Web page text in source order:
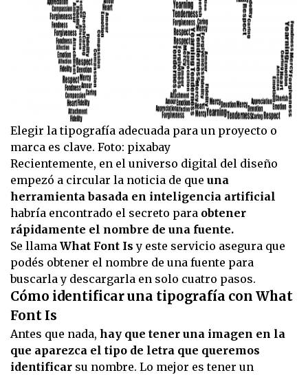
Elegir la tipografía adecuada para un proyecto o
marca es clave. Foto: pixabay
Recientemente, en el universo digital del diseño
empezó a circular la noticia de que una
herramienta basada en inteligencia artificial
habría encontrado el secreto para obtener
rápidamente el nombre de una fuente.
Se llama What Font Isy este servicio asegura que
podés obtener el nombre de una fuente para
buscarla y descargarla en solo cuatro pasos.
Cómo identificar una tipografía con What
Font Is
Antes que nada, hay que tener una imagen en la
que aparezca el tipo de letra que queremos
identificar su nombre. Lo mejor es tener un